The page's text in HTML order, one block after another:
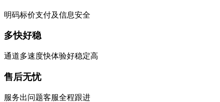
明码标价支付及信息安全
多快好稳
通道多速度快体验好稳定高
售后无忧
服务出问题客服全程跟进